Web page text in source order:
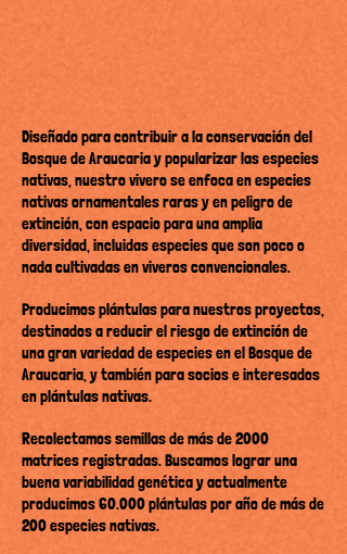
Diseñado para contribuir a la conservación del
Bosque de Araucaria y popularizar las especies
nativas, nuestro vivero se enfoca en especies
nativas ornamentales raras y en peligro de
extinción, con espacio para una amplia
diversidad, incluidas especies que son poco o
nada cultivadas en viveros convencionales.
Producimos plántulas para nuestros proyectos,
destinados a reducir el riesgo de extinción de
una gran variedad de especies en el Bosque de
Araucaria, y también para socios e interesados
en plántulas nativas.
Recolectamos semillas de más de 2000
matrices registradas. Buscamos lograr una
buena variabilidad genética y actualmente
producimos 60.000 plántulas por año de más de
200 especies nativas.